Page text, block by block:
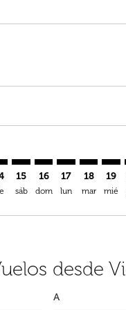
15
sáb
16
dom
17
lun
18
mar
19
mié
desde
A